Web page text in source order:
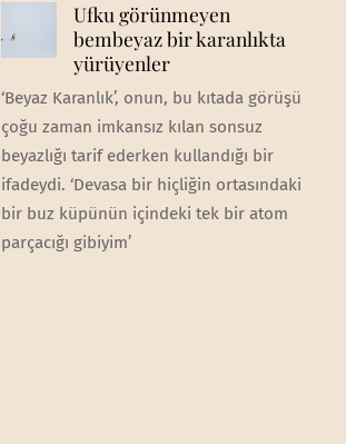
Ufku görünmeyen
bembeyaz bir karanlıkta
yürüyenler
‘Beyaz Karanlık’, onun, bu kıtada görüşü
çoğu zaman imkansız kılan sonsuz
beyazlığı tarif ederken kullandığı bir
ifadeydi. ‘Devasa bir hiçliğin ortasındaki
bir buz küpünün içindeki tek bir atom
parçacığı gibiyim’